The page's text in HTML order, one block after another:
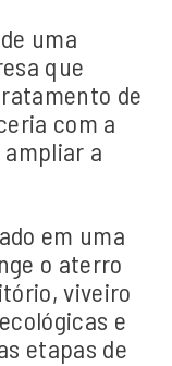
uma
que
de
com a
a
em uma
o aterro
viveiro
e
etapas de